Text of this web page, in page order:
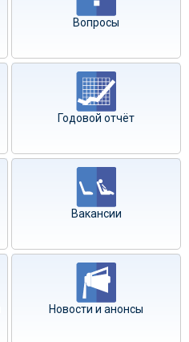
Вопросы
Годовой отчёт
Вакансии
Новости и анонсы